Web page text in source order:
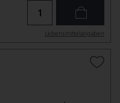
Lebensmittel­angaben